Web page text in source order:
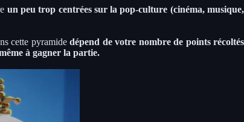
un peu trop centrées sur la pop-culture (cinéma, musique,
cette pyramidedépend de votre nombre de points récoltés
à gagner la partie.